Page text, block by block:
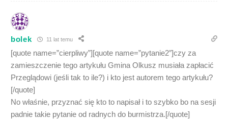
bolek 11 lat temu
[quote name=”cierpliwy”][quote name=”pytanie2″]czy za
zamieszczenie tego artykułu Gmina Olkusz musiała zapłacić
Przeglądowi (jeśli tak to ile?) i kto jest autorem tego artykułu?
[/quote]
No właśnie, przyznać się kto to napisał i to szybko bo na sesji
padnie takie pytanie od radnych do burmistrza.[/quote]